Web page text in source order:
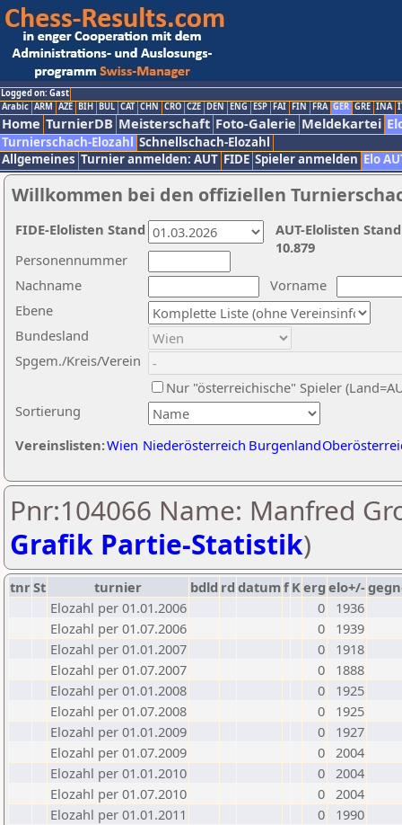
Logged on: Gast
Arabic ARM AZE BIH BUL CAT CHN CRO CZE DEN ENG ESP FAI FIN FRA GER GRE INA
Home TurnierDB Meisterschaft Foto-Galerie Meldekartei
Turnierschach-Elozahl Schnellschach-Elozahl
Allgemeines Turnier anmelden: AUT FIDE Spieler anmelden Elo
Willkommen bei den offiziellen
Nachname
Vorname
Ebene
Sortierung
Personennummer
Bundesland
Spgem./Kreis/Verein
Nur "österreichische" Spieler
Vereinslisten:Wien Niederösterreich Burgenland
AUT-Elolisten
10.879
FIDE-Elolisten Stand
Pnr:104066 Name: Manfred
Grafik Partie-Statistik)
tnrSt turnier bdld rd datumf Kerg elo+/-
Elozahl per 01.01.2006
0
1936
Elozahl per 01.07.2006
0
1939
Elozahl per 01.01.2007
0
1918
Elozahl per 01.07.2007
0
1888
Elozahl per 01.01.2008
0
1925
Elozahl per 01.07.2008
0
1925
Elozahl per 01.01.2009
0
1927
Elozahl per 01.07.2009
0 2004
Elozahl per 01.01.2010
0 2004
Elozahl per 01.07.2010
0 2004
Elozahl per 01.01.2011
0
1990